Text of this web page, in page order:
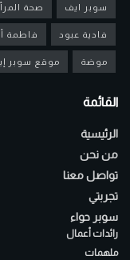
سوبر ايف صحة
فادية عبود فاطمة
موضة موقع سوبر
القائمة
الرئيسية
من نحن
تواصل معنا
تجربتي
سوبر حواء
رائدات أعمال
ملهمات